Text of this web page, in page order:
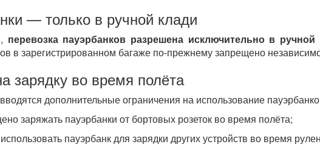
— только в ручной клади
перевозка пауэрбанков разрешена исключительно в ручной
в зарегистрированном багаже по-прежнему запрещено
зарядку во время полёта
дополнительные ограничения на использование
заряжать пауэрбанки от бортовых розеток во время полёта;
пауэрбанк для зарядки других устройств во время